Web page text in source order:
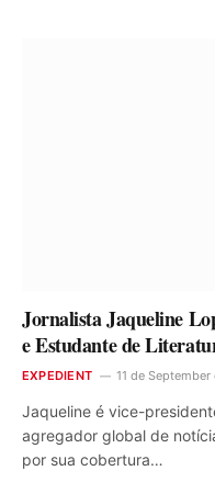
Jornalista Jaqueline
e Estudante de
EXPEDIENT 11 de
Jaqueline é vice-
agregador global de
por sua cobertura…